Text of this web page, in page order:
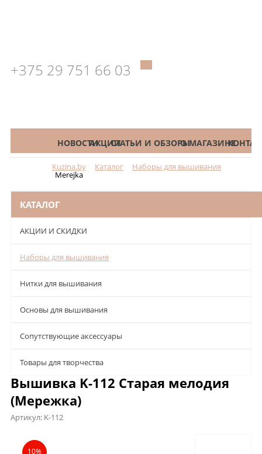
+375 29 751 66 03
КАТАЛОГНОВОСТИАКЦИИСТАТЬИ И ОБЗОРЫО МАГАЗИНЕ
Kuzina.by Каталог Наборы для вышивания
Merejka
КАТАЛОГ
АКЦИИ И СКИДКИ
Наборы для вышивания
Нитки для вышивания
Основы для вышивания
Сопутствующие аксессуары
Товары для творчества
Вышивка K-112 Старая мелодия
(Мережка)
Артикул: K-112
Описание
10%